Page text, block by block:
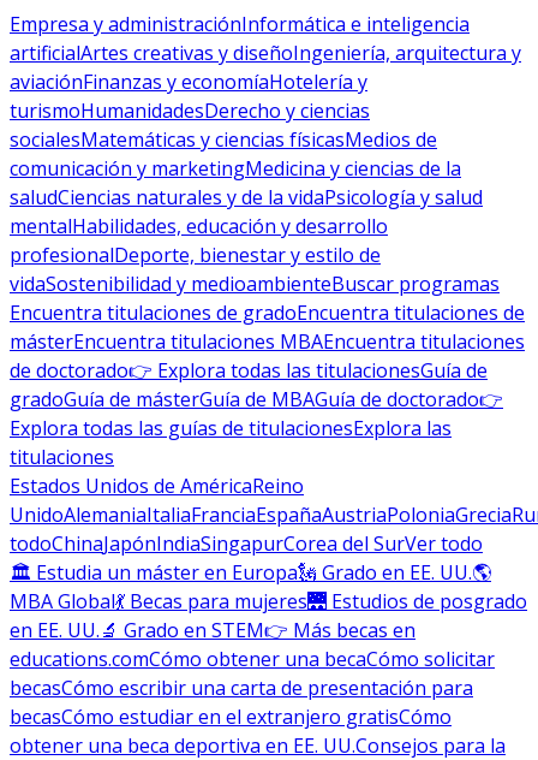
Empresa y administraciónInformática e inteligencia
artificialArtes creativas y diseñoIngeniería, arquitectura y
aviaciónFinanzas y economíaHotelería y
turismoHumanidadesDerecho y ciencias
socialesMatemáticas y ciencias físicasMedios de
comunicación y marketingMedicina y ciencias de la
saludCiencias naturales y de la vidaPsicología y salud
mentalHabilidades, educación y desarrollo
profesionalDeporte, bienestar y estilo de
vidaSostenibilidad y medioambienteBuscar programas
Encuentra titulaciones de gradoEncuentra titulaciones de
másterEncuentra titulaciones MBAEncuentra titulaciones
de doctorado👉 Explora todas las titulacionesGuía de
gradoGuía de másterGuía de MBAGuía de doctorado👉
Explora todas las guías de titulacionesExplora las
titulaciones
Estados Unidos de AméricaReino
UnidoAlemaniaItaliaFranciaEspañaAustriaPoloniaGrecia
todoChinaJapónIndiaSingapurCorea del SurVer todo
🏛 Estudia un máster en Europa🗽 Grado en EE. UU.🌎
MBA Global💃 Becas para mujeres🌉 Estudios de posgrado
en EE. UU.🔬 Grado en STEM👉 Más becas en
educations.comCómo obtener una becaCómo solicitar
becasCómo escribir una carta de presentación para
becasCómo estudiar en el extranjero gratisCómo
obtener una beca deportiva en EE. UU.Consejos para la